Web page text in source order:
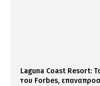
Laguna Coast Resort:
του Forbes,